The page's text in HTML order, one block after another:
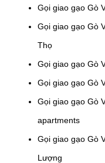
Gọi giao gạo Gò
Gọi giao gạo Gò
Thọ
Gọi giao gạo Gò
Gọi giao gạo Gò
Gọi giao gạo Gò
apartments
Gọi giao gạo Gò
Lượng